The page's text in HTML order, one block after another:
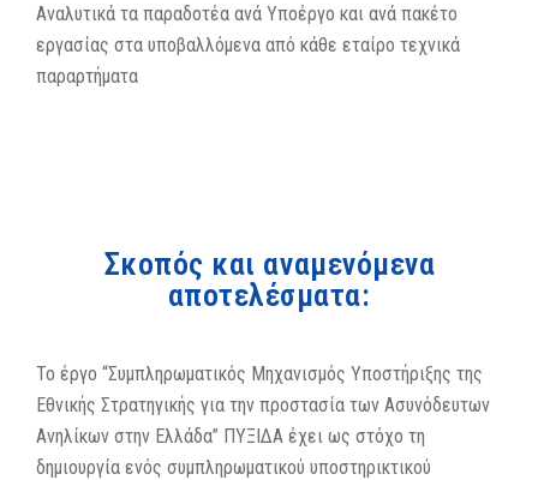
Αναλυτικά τα παραδοτέα ανά Υποέργο και ανά πακέτο
εργασίας στα υποβαλλόμενα από κάθε εταίρο τεχνικά
παραρτήματα
Σκοπός και αναμενόμενα
αποτελέσματα:
Το έργο “Συμπληρωματικός Μηχανισμός Υποστήριξης της
Εθνικής Στρατηγικής για την προστασία των Ασυνόδευτων
Ανηλίκων στην Ελλάδα” ΠΥΞΙΔΑ έχει ως στόχο τη
δημιουργία ενός συμπληρωματικού υποστηρικτικού